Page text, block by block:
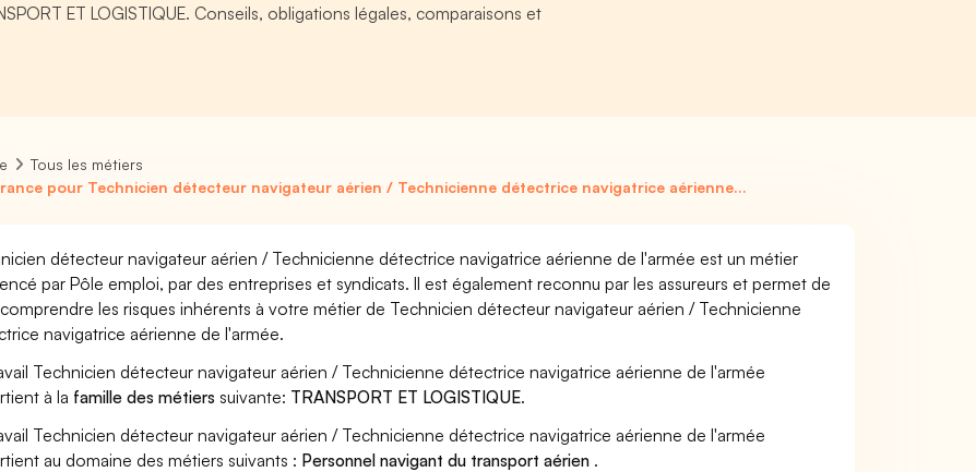
ET LOGISTIQUE. Conseils, obligations légales, comparaisons et
Tous les métiers
pour Technicien détecteur navigateur aérien / Technicienne détectrice navigatrice aérienne...
détecteur navigateur aérien / Technicienne détectrice navigatrice aérienne de l'armée est un métier
par Pôle emploi, par des entreprises et syndicats. Il est également reconnu par les assureurs et permet de
les risques inhérents à votre métier de Technicien détecteur navigateur aérien / Technicienne
navigatrice aérienne de l'armée.
Technicien détecteur navigateur aérien / Technicienne détectrice navigatrice aérienne de l'armée
à la famille des métiers suivante: TRANSPORT ET LOGISTIQUE.
Technicien détecteur navigateur aérien / Technicienne détectrice navigatrice aérienne de l'armée
au domaine des métiers suivants : Personnel navigant du transport aérien .